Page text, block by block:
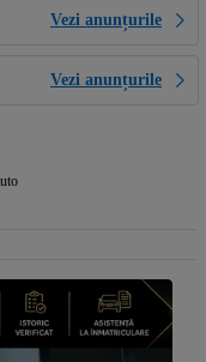
Vezi anunțurile
Vezi anunțurile